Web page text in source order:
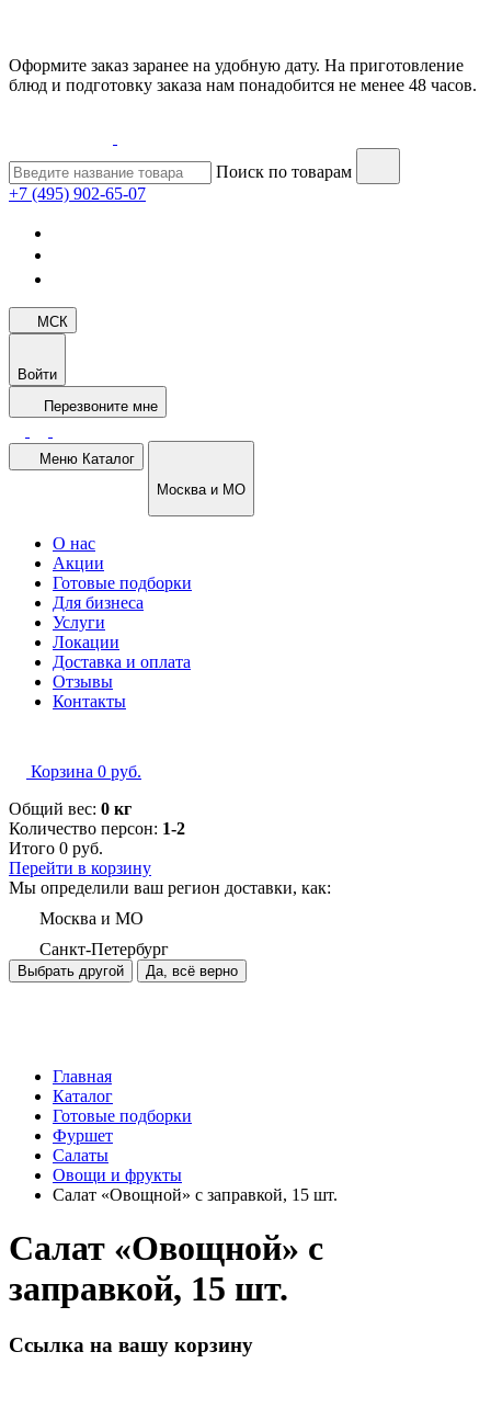
Оформите заказ заранее на удобную дату. На приготовление
блюд и подготовку заказа нам понадобится не менее 48 часов.
Поиск по товарам
+7 (495) 902-65-07
МСК
Войти
Перезвоните мне
Меню Каталог
Москва и МО
О нас
Акции
Готовые подборки
Для бизнеса
Услуги
Локации
Доставка и оплата
Отзывы
Контакты
Корзина 0 руб.
Общий вес: 0 кг
Количество персон: 1-2
Итого 0 руб.
Перейти в корзину
Мы определили ваш регион доставки, как:
Москва и МО
Санкт-Петербург
Выбрать другой Да, всё верно
Главная
Каталог
Готовые подборки
Фуршет
Салаты
Овощи и фрукты
Салат «Овощной» с заправкой, 15 шт.
Салат «Овощной» с
заправкой, 15 шт.
Ссылка на вашу корзину